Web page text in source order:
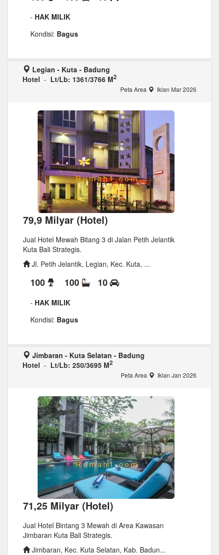
- HAK MILIK
Kondisi: Bagus
Legian - Kuta - Badung
Hotel - Lt/Lb: 1361/3766 M2
Peta Area Iklan Mar 2026
79,9 Milyar (Hotel)
Jual Hotel Mewah Bitang 3 di Jalan Petih Jelantik
Kuta Bali Strategis.
Jl. Petih Jelantik, Legian, Kec. Kuta, ...
100 100 10
- HAK MILIK
Kondisi: Bagus
Jimbaran - Kuta Selatan - Badung
Hotel - Lt/Lb: 250/3695 M2
Peta Area Iklan Jan 2026
71,25 Milyar (Hotel)
Jual Hotel Bintang 3 Mewah di Area Kawasan
Jimbaran Kuta Bali Strategis.
Jimbaran, Kec. Kuta Selatan, Kab. Badun...